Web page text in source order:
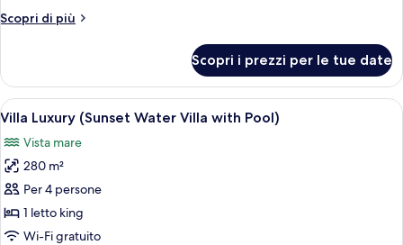
Villa
Scopri di più
Altri
Luxury
(Water
Villa
Pool)
Scopri i prezzi per le tue date
Apri
tutte
le
foto
per
Villa
Luxury
Una terrazza in legno con piscina
6
Villa Luxury (Sunset Water Villa with Pool)
Vista mare
280 m²
Per 4 persone
1 letto king
Wi-Fi gratuito